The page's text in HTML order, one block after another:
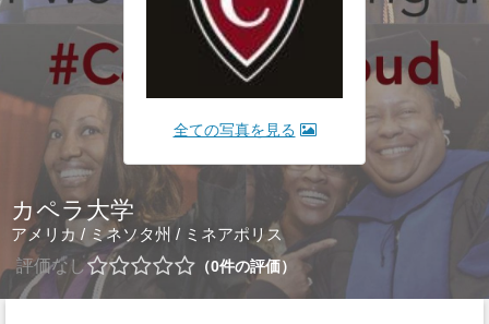
全ての写真を見る
カペラ大学
アメリカ / ミネソタ州 / ミネアポリス
評価なし
0件の評価